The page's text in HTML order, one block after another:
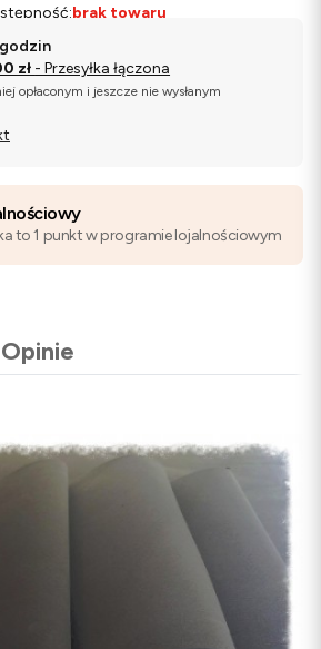
brak towaru
zł - Przesyłka łączona
opłaconym i jeszcze nie wysłanym
to 1 punkt w programie lojalnościowym
Opinie